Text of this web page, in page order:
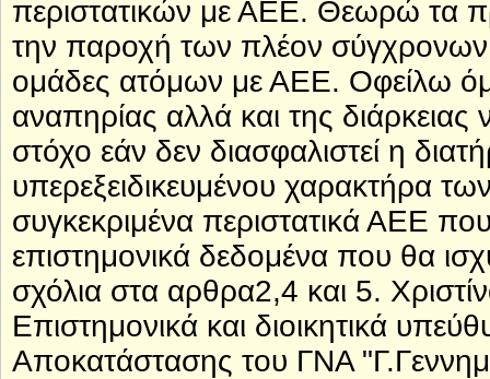
περιστατικών με ΑΕΕ. Θεωρώ τα
την παροχή των πλέον σύγχρονων
ομάδες ατόμων με ΑΕΕ. Οφείλω
αναπηρίας αλλά και της
στόχο εάν δεν διασφαλιστεί η
υπερεξειδικευμένου χαρακτήρα
συγκεκριμένα περιστατικά ΑΕΕ
επιστημονικά δεδομένα που θα
σχόλια στα αρθρα2,4 και 5.
Επιστημονικά και διοικητικά
Αποκατάστασης του ΓΝΑ